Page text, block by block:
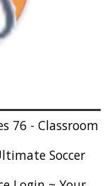
76 - Classroom
Soccer